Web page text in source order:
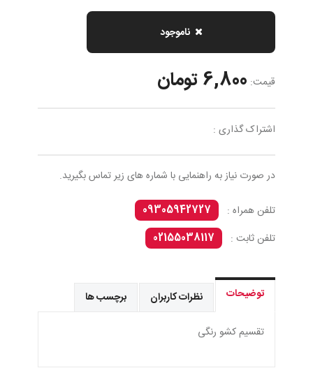
ناموجود
قیمت: 6,800 تومان
اشتراک گذاری :
در صورت نیاز به راهنمایی با شماره های زیر تماس بگیرید.
تلفن همراه :
09305942727
تلفن ثابت :
02155038117
توضیحات نظرات کاربران برچسب ها
تقسيم كشو رنگى